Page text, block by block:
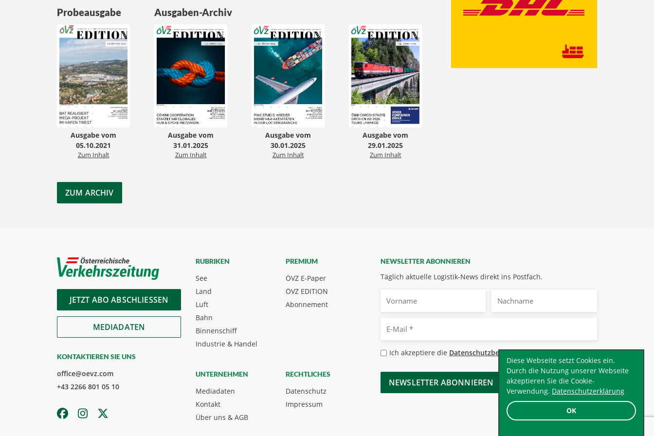
OK
Diese Webseite setzt Cookies ein.
Durch die Nutzung unserer Webseite
akzeptieren Sie die Cookie-
Verwendung. Datenschutzerklärung
Probeausgabe
Ausgabe vom
05.10.2021
Zum Inhalt
Ausgaben-Archiv
Ausgabe vom
31.01.2025
Zum Inhalt
Ausgabe vom
30.01.2025
Zum Inhalt
Ausgabe vom
29.01.2025
Zum Inhalt
ZUM ARCHIV
JETZT ABO ABSCHLIESSEN
MEDIADATEN
KONTAKTIEREN SIE UNS
office@oevz.com
+43 2266 801 05 10
NEWSLETTER ABONNIEREN
Täglich aktuelle Logistik-News direkt ins Postfach.
Mail
Datenschutzbestimmungen
Ich akzeptiere die Datenschutzbestimmungen.*
CAPTCHA
RUBRIKEN
See
Land
Luft
Bahn
Binnenschiff
Industrie & Handel
PREMIUM
ÖVZ E-Paper
Abonnement
ÖVZ EDITION
UNTERNEHMEN
Mediadaten
Kontakt
Über uns & AGB
RECHTLICHES
Datenschutz
Impressum